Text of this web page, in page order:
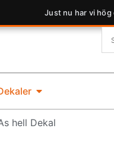
Just nu har vi
hell Dekal